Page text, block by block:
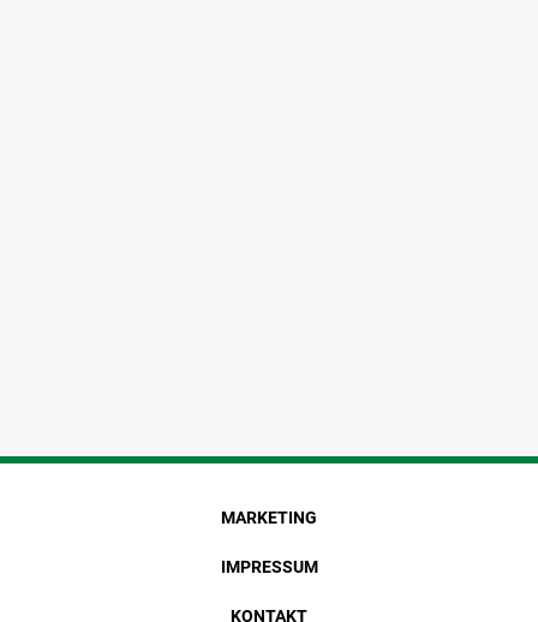
MARKETING
IMPRESSUM
KONTAKT